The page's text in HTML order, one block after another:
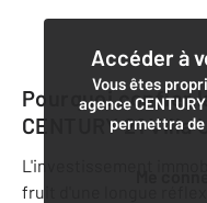
Accéder à
Vous êtes
agence
permettra
Me
Pourquoi confier
CENTURY 21 Villa
L'investissement
fruit d'une longue